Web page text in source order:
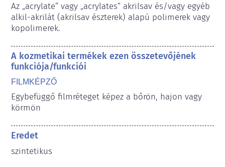
Az „acrylate” vagy „acrylates” akrilsav és/vagy egyéb
alkil-akrilát (akrilsav észterek) alapú polimerek vagy
kopolimerek.
A kozmetikai termékek ezen összetevőjének
funkciója/funkciói
FILMKÉPZŐ
Egybefüggő filmréteget képez a bőrön, hajon vagy
körmön
Eredet
szintetikus